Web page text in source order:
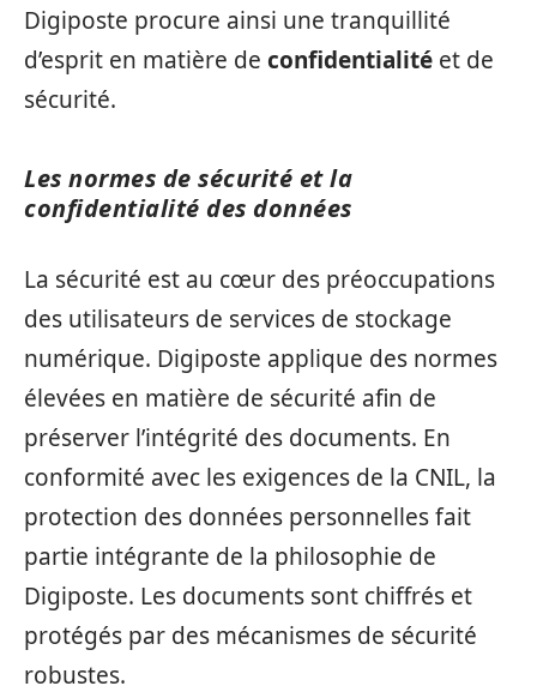
Digiposte procure ainsi une tranquillité
d’esprit en matière de confidentialité et de
sécurité.
Les normes de sécurité et la
confidentialité des données
La sécurité est au cœur des préoccupations
des utilisateurs de services de stockage
numérique. Digiposte applique des normes
élevées en matière de sécurité afin de
préserver l’intégrité des documents. En
conformité avec les exigences de la CNIL, la
protection des données personnelles fait
partie intégrante de la philosophie de
Digiposte. Les documents sont chiffrés et
protégés par des mécanismes de sécurité
robustes.